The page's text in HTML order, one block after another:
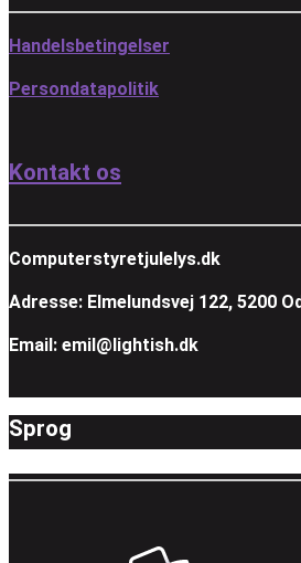
Handelsbetingelser
Persondatapolitik
Kontakt os
Computerstyretjulelys.dk
Adresse: Elmelundsvej 122, 5200
Email: emil@lightish.dk
Sprog